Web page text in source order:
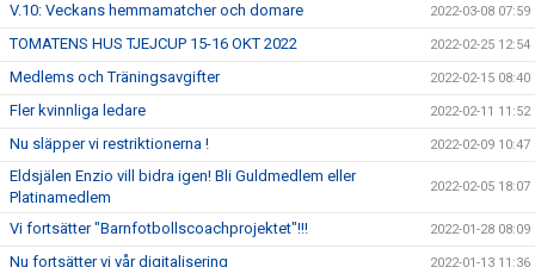
V.10: Veckans hemmamatcher och domare 2022-03-08 07:59
TOMATENS HUS TJEJCUP 15-16 OKT 2022 2022-02-25 12:54
Medlems och Träningsavgifter 2022-02-15 08:40
Fler kvinnliga ledare 2022-02-11 11:52
Nu släpper vi restriktionerna ! 2022-02-09 10:47
Eldsjälen Enzio vill bidra igen! Bli Guldmedlem eller
Platinamedlem
2022-02-05 18:07
Vi fortsätter "Barnfotbollscoachprojektet"!!! 2022-01-28 08:09
Nu fortsätter vi vår digitalisering 2022-01-13 11:36